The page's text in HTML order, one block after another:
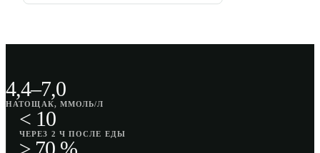
4,4–7,0
НАТОЩАК, ММОЛЬ/Л
< 10
ЧЕРЕЗ 2 Ч ПОСЛЕ ЕДЫ